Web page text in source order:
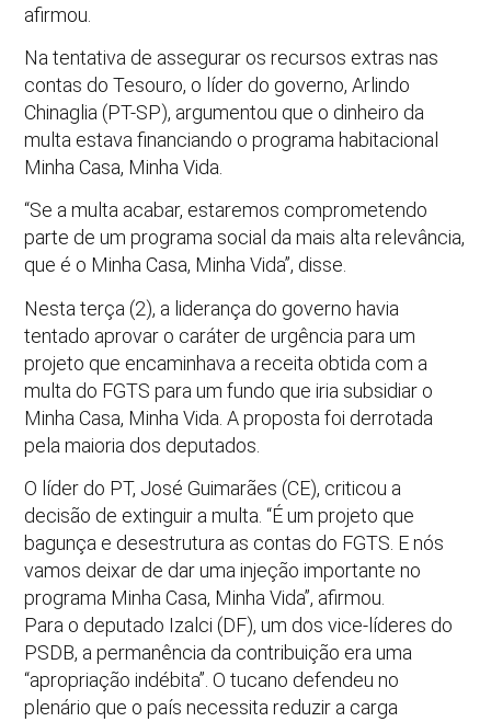
afirmou.
Na tentativa de assegurar os recursos extras nas
contas do Tesouro, o líder do governo, Arlindo
Chinaglia (PT-SP), argumentou que o dinheiro da
multa estava financiando o programa habitacional
Minha Casa, Minha Vida.
“Se a multa acabar, estaremos comprometendo
parte de um programa social da mais alta relevância,
que é o Minha Casa, Minha Vida”, disse.
Nesta terça (2), a liderança do governo havia
tentado aprovar o caráter de urgência para um
projeto que encaminhava a receita obtida com a
multa do FGTS para um fundo que iria subsidiar o
Minha Casa, Minha Vida. A proposta foi derrotada
pela maioria dos deputados.
O líder do PT, José Guimarães (CE), criticou a
decisão de extinguir a multa. “É um projeto que
bagunça e desestrutura as contas do FGTS. E nós
vamos deixar de dar uma injeção importante no
programa Minha Casa, Minha Vida”, afirmou.
Para o deputado Izalci (DF), um dos vice-líderes do
PSDB, a permanência da contribuição era uma
“apropriação indébita”. O tucano defendeu no
plenário que o país necessita reduzir a carga